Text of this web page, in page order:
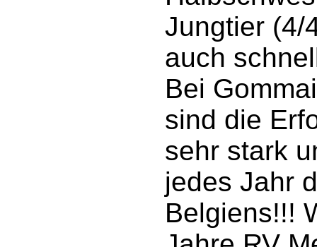
Jungtier (4/
auch
Bei
sind die
sehr stark
jedes Jahr
Belgiens!!!